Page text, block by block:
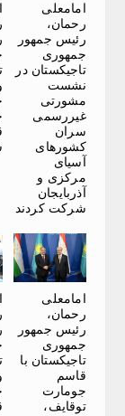
امامعلی
رحمان،
رئیس جمهور
جمهوری
تاجیکستان در
نشست
مشورتی
غیررسمی
سران
کشورهای
آسیای
مرکزی و
آذربایجان
شرکت کردند
امامعلی
رحمان،
رئیس جمهور
جمهوری
تاجیکستان با
قاسم
جومارت
توقایف،